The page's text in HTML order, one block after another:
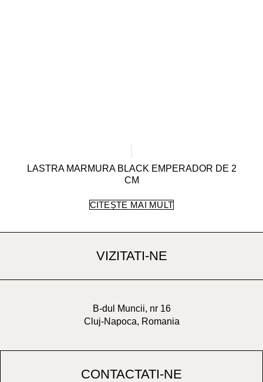
LASTRA MARMURA BLACK EMPERADOR DE 2
CM
CITEȘTE MAI MULT
VIZITATI-NE
B-dul Muncii, nr 16
Cluj-Napoca, Romania
CONTACTATI-NE